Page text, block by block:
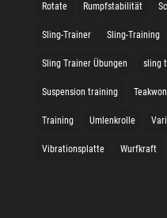
Rotate Rumpfstabilität
Sling-Trainer Sling-Training
Sling Trainer Übungen sling
Suspension training
Training Umlenkrolle
Vibrationsplatte Wurfkraft